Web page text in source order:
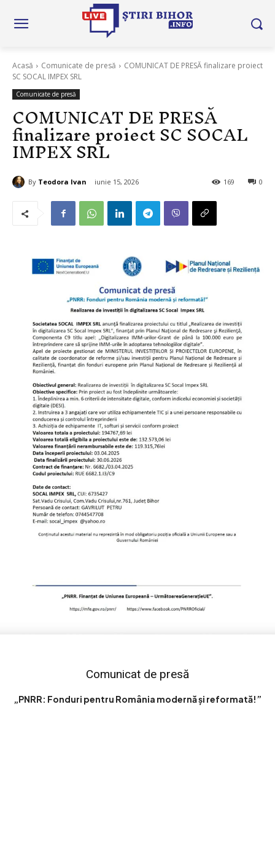
Acasă Comunicate de presă
COMUNICAT DE PRESĂ finalizare proiect
SC SOCAL IMPEX SRL
Comunicate de presă
COMUNICAT DE PRESĂ
finalizare proiect SC SOCAL
IMPEX SRL
By Teodora Ivan iunie 15, 2026 0
169
Comunicat de presă
„PNRR: Fonduri pentru România modernă și reformată!”